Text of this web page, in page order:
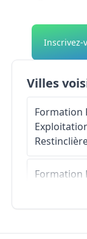
Inscrivez-
Villes
Formation
Formation
Formation